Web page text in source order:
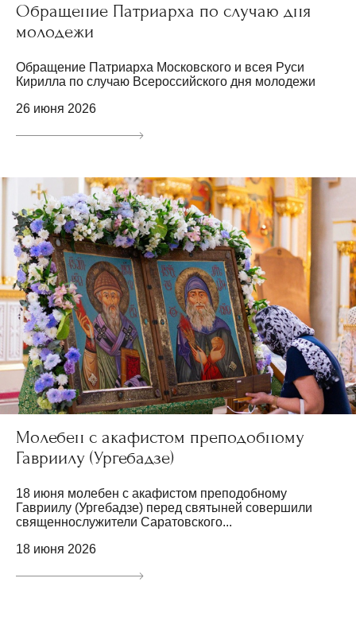
Обращение Патриарха по случаю дня
молодежи
Обращение Патриарха Московского и всея Руси
Кирилла по случаю Всероссийского дня молодежи
26 июня 2026
Молебен с акафистом преподобному
Гавриилу (Ургебадзе)
18 июня молебен с акафистом преподобному
Гавриилу (Ургебадзе) перед святыней совершили
священнослужители Саратовского...
18 июня 2026